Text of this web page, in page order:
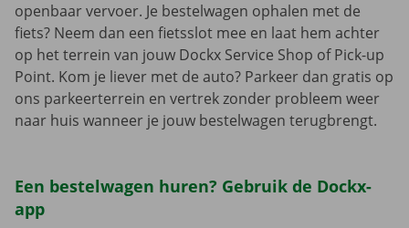
openbaar vervoer. Je bestelwagen ophalen met de
fiets? Neem dan een fietsslot mee en laat hem achter
op het terrein van jouw Dockx Service Shop of Pick-up
Point. Kom je liever met de auto? Parkeer dan gratis op
ons parkeerterrein en vertrek zonder probleem weer
naar huis wanneer je jouw bestelwagen terugbrengt.
Een bestelwagen huren? Gebruik de Dockx-
app